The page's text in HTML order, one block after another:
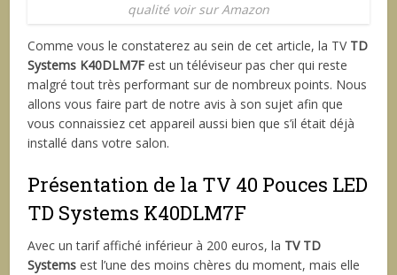
qualité voir sur Amazon
Comme vous le constaterez au sein de cet article, la TV TD
Systems K40DLM7F est un téléviseur pas cher qui reste
malgré tout très performant sur de nombreux points. Nous
allons vous faire part de notre avis à son sujet afin que
vous connaissiez cet appareil aussi bien que s’il était déjà
installé dans votre salon.
Présentation de la TV 40 Pouces LED
TD Systems K40DLM7F
Avec un tarif affiché inférieur à 200 euros, la TV TD
Systems est l’une des moins chères du moment, mais elle